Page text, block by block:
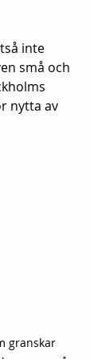
inte
små och
nytta av
granskar